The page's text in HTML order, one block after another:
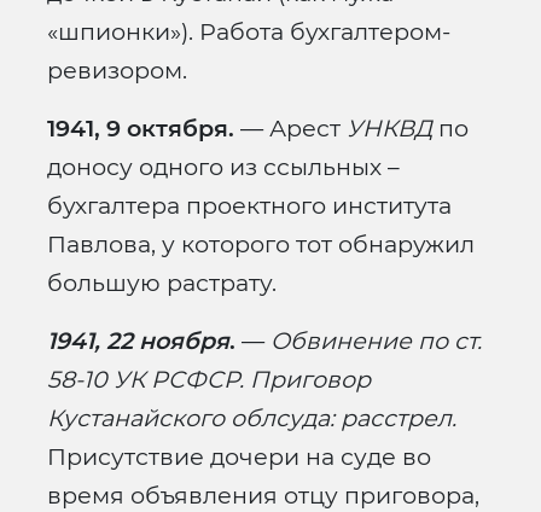
«шпионки»). Работа бухгалтером-
ревизором.
1941, 9 октября. — Арест УНКВДпо
доносу одного из ссыльных –
бухгалтера проектного института
Павлова, у которого тот обнаружил
большую растрату.
1941, 22 ноября. — Обвинение по ст.
58-10 УК РСФСР. Приговор
Кустанайского облсуда: расстрел.
Присутствие дочери на суде во
время объявления отцу приговора,